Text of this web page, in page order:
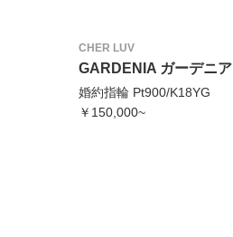
CHER LUV
GARDENIA ガーデニア
婚約指輪 Pt900/K18YG
￥150,000~